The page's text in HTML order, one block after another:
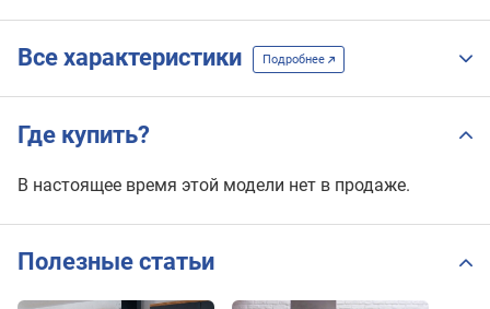
Все характеристики Подробнее
Где купить?
В настоящее время этой модели нет в продаже.
Полезные статьи